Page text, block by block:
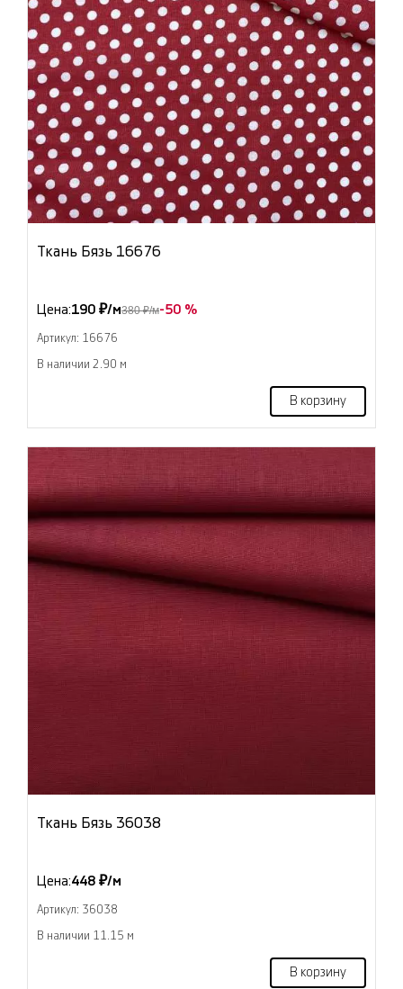
Ткань Бязь 16676
Цена:190 ₽/м380 ₽/м-50 %
Артикул: 16676
В наличии 2.90 м
В корзину
Ткань Бязь 36038
Цена:448 ₽/м
Артикул: 36038
В наличии 11.15 м
В корзину